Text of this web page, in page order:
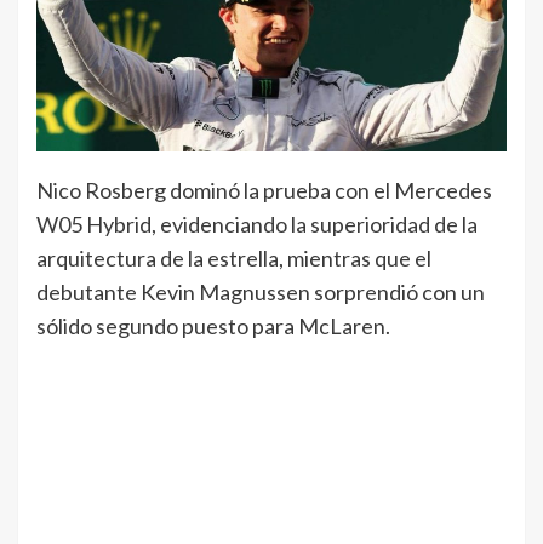
Nico Rosberg dominó la prueba con el Mercedes
W05 Hybrid, evidenciando la superioridad de la
arquitectura de la estrella, mientras que el
debutante Kevin Magnussen sorprendió con un
sólido segundo puesto para McLaren.